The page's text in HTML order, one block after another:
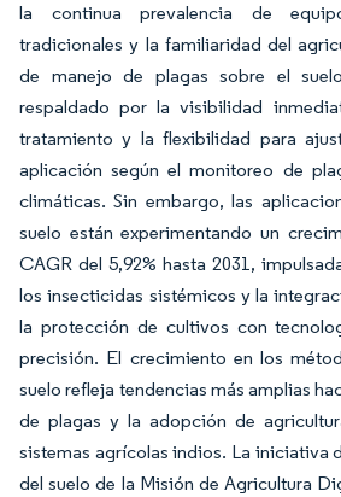
la continua prevalencia de
tradicionales y la familiaridad del
de manejo de plagas sobre el
respaldado por la visibilidad
tratamiento y la flexibilidad para
aplicación según el monitoreo de
climáticas. Sin embargo, las
suelo están experimentando un
CAGR del 5,92% hasta 2031,
los insecticidas sistémicos y la
la protección de cultivos con
precisión. El crecimiento en los
suelo refleja tendencias más amplias
de plagas y la adopción de
sistemas agrícolas indios. La iniciativa
del suelo de la Misión de Agricultura